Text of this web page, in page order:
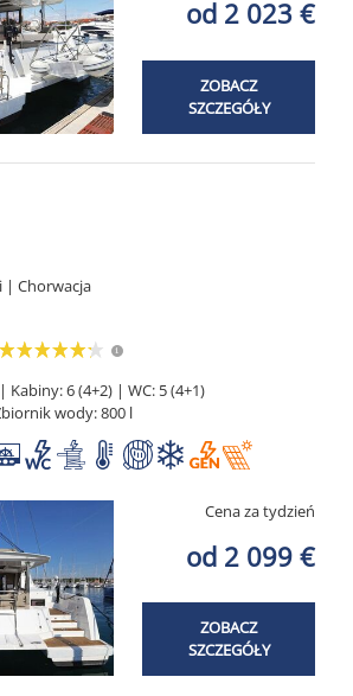
od 2 023 €
ZOBACZ
SZCZEGÓŁY
| Chorwacja
Kabiny: 6 (4+2) | WC: 5 (4+1)
wody: 800 l
Cena za tydzień
od 2 099 €
ZOBACZ
SZCZEGÓŁY